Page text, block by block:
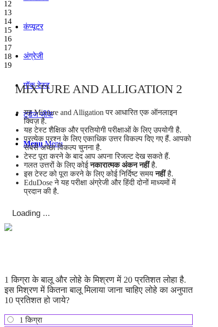
कंप्यूटर
अंग्रेजी
मॉक टेस्ट
टुडेज जीके
Menu Menu
12
13
14
15
16
17
18
19
MIXTURE AND ALLIGATION 2
यह Mixture and Alligation पर आधारित एक ऑनलाइन
क्विज़ है.
यह टेस्ट शैक्षिक और प्रतियोगी परीक्षाओं के लिए उपयोगी है.
प्रत्येक प्रश्न के लिए एकाधिक उत्तर विकल्प दिए गए हैं. आपको
सबसे अच्छा विकल्प चुनना है.
टेस्ट पूरा करने के बाद आप अपना रिजल्ट देख सकते हैं.
गलत उत्तरों के लिए कोईनकारात्मक अंकन नहींहै.
इस टेस्ट को पूरा करने के लिए कोई निर्दिष्ट समयनहींहै.
EduDose ने यह परीक्षा अंग्रेजी और हिंदी दोनों माध्यमों में
प्रदान की है.
1 किग्रा के बालू और लोहे के मिश्रण में 20 प्रतिशत लोहा है.
इस मिश्रण में कितना बालू मिलाया जाना चाहिए लोहे का अनुपात
10 प्रतिशत हो जाये?
1 किग्रा